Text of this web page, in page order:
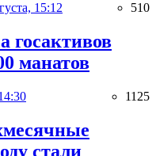
15:12 510
госактивов
манатов
1125
стали